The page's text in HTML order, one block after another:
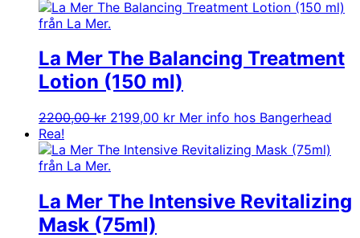
La Mer The Balancing Treatment
Lotion (150 ml)
2200,00kr Det
priset
var:
2199,00 krDet
priset
Mer info hos Bangerhead
Rea!
La Mer The Intensive Revitalizing
Mask (75ml)